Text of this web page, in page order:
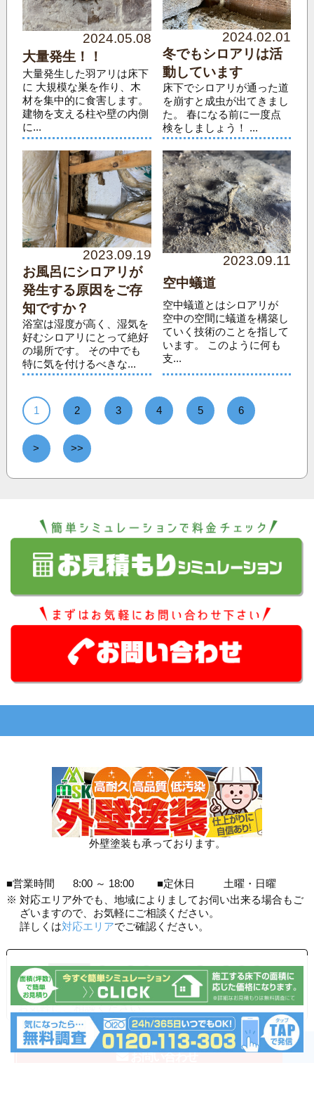
2024.05.08
大量発生！！
大量発生した羽アリは床下
に 大規模な巣を作り、木
材を集中的に食害します。
建物を支える柱や壁の内側
に...
2024.02.01
冬でもシロアリは活
動しています
床下でシロアリが通った道
を崩すと成虫が出てきまし
た。 春になる前に一度点
検をしましょう！ ...
2023.09.19
お風呂にシロアリが
発生する原因をご存
知ですか？
浴室は湿度が高く、湿気を
好むシロアリにとって絶好
の場所です。 その中でも
特に気を付けるべきな...
2023.09.11
空中蟻道
空中蟻道とはシロアリが
空中の空間に蟻道を構築し
ていく技術のことを指して
います。 このように何も
支...
1 2 3 4 5 6
> >>
外壁塗装も承っております。
■営業時間 8:00 ～ 18:00 ■定休日
土曜・日曜
※ 対応エリア外でも、地域によりましてお伺い出来る場合もご
ざいますので、お気軽にご相談ください。
詳しくは対応エリアでご確認ください。
0120-113-303
受付時間：365日24時間いつでもOKです！
お気軽にご相談ください。
お問い合わせ
▲